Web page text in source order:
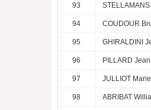
93
94 COUDOUR
95 GHIRALDINI
96 PILLARD
97 JULLIOT
98 ABRIBAT